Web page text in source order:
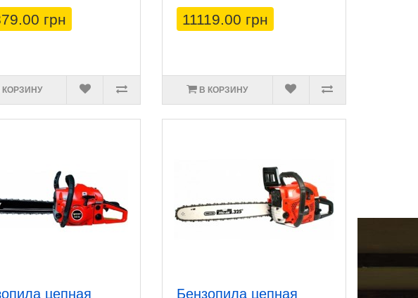
грн
КОРЗИНУ
11119.00 грн
В КОРЗИНУ
цепная
Бензопила цепная